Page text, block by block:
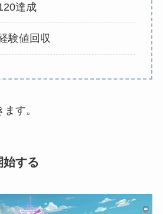
達成
験値回収
す。
する